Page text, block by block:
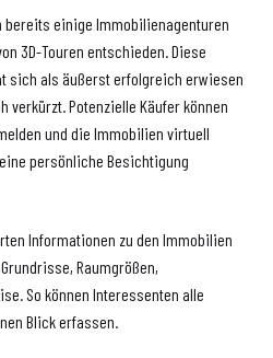
bereits einige Immobilienagenturen
3D-Touren entschieden. Diese
sich als äußerst erfolgreich erwiesen
verkürzt. Potenzielle Käufer können
und die Immobilien virtuell
persönliche Besichtigung
Informationen zu den Immobilien
Raumgrößen,
So können Interessenten alle
Blick erfassen.